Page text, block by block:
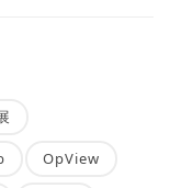
OpView